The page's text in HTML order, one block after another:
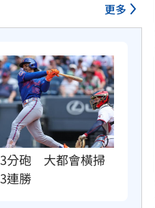
更多
分砲　大都會橫掃
連勝